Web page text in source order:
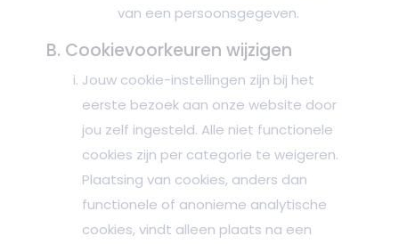
van een persoonsgegeven.
B. Cookievoorkeuren wijzigen
Jouw cookie-instellingen zijn bij het
eerste bezoek aan onze website door
jou zelf ingesteld. Alle niet functionele
cookies zijn per categorie te weigeren.
Plaatsing van cookies, anders dan
functionele of anonieme analytische
cookies, vindt alleen plaats na een